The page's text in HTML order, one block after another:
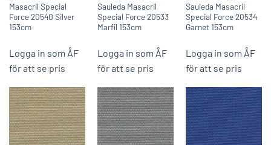
Masacril Special
Force 20540 Silver
153cm
Logga in som ÅF
för att se pris
Sauleda Masacril
Special Force 20533
Marfil 153cm
Logga in som ÅF
för att se pris
Sauleda Masacril
Special Force 20534
Garnet 153cm
Logga in som ÅF
för att se pris